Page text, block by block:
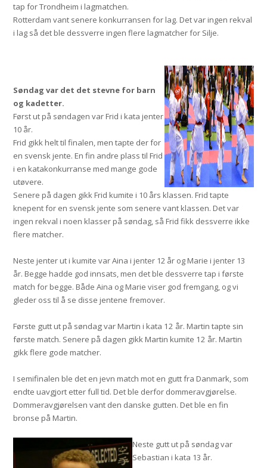
tap for Trondheim i lagmatchen.
Rotterdam vant senere konkurransen for lag. Det var ingen rekval
i lag så det ble dessverre ingen flere lagmatcher for Silje.
Søndag var det det stevne for barn
og kadetter.
Først ut på søndagen var Frid i kata jenter
10 år.
Frid gikk helt til finalen, men tapte der for
en svensk jente. En fin andre plass til Frid
i en katakonkurranse med mange gode
utøvere.
Senere på dagen gikk Frid kumite i 10 års klassen. Frid tapte
knepent for en svensk jente som senere vant klassen. Det var
ingen rekval i noen klasser på søndag, så Frid fikk dessverre ikke
flere matcher.
Neste jenter ut i kumite var Aina i jenter 12 år og Marie i jenter 13
år. Begge hadde god innsats, men det ble dessverre tap i første
match for begge. Både Aina og Marie viser god fremgang, og vi
gleder oss til å se disse jentene fremover.
Første gutt ut på søndag var Martin i kata 12 år. Martin tapte sin
første match. Senere på dagen gikk Martin kumite 12 år. Martin
gikk flere gode matcher.
I semifinalen ble det en jevn match mot en gutt fra Danmark, som
endte uavgjort etter full tid. Det ble derfor dommeravgjørelse.
Dommeravgjørelsen vant den danske gutten. Det ble en fin
bronse på Martin.
Neste gutt ut på søndag var
Sebastian i kata 13 år.